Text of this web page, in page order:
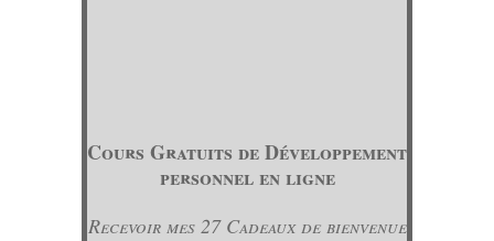
Cours Gratuits de Développement
personnel en ligne
Recevoir mes 27 Cadeaux de bienvenue